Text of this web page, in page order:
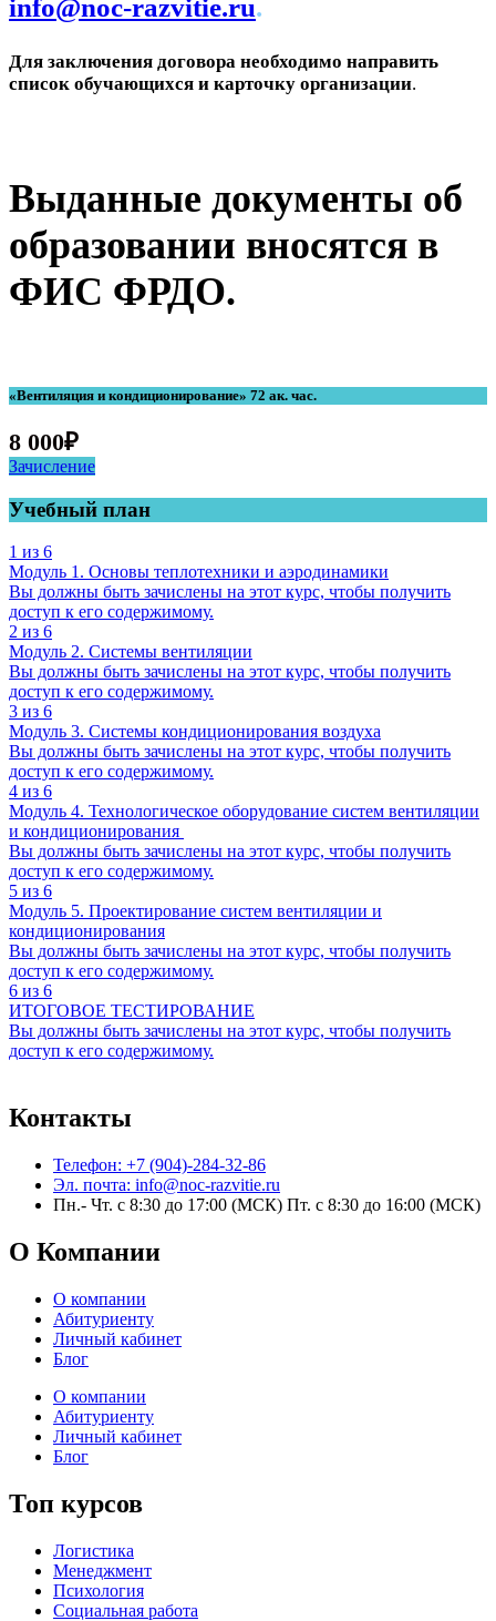
info@noc-razvitie.ru.
Для заключения договора необходимо направить
список обучающихся и карточку организации.
Выданные документы об
образовании вносятся в
ФИС ФРДО.
«Вентиляция и кондиционирование» 72 ак. час.
8 000₽
Зачисление
Учебный план
1 из 6
Модуль 1. Основы теплотехники и аэродинамики
Вы должны быть зачислены на этот курс, чтобы получить
доступ к его содержимому.
2 из 6
Модуль 2. Системы вентиляции
Вы должны быть зачислены на этот курс, чтобы получить
доступ к его содержимому.
3 из 6
Модуль 3. Системы кондиционирования воздуха
Вы должны быть зачислены на этот курс, чтобы получить
доступ к его содержимому.
4 из 6
Модуль 4. Технологическое оборудование систем вентиляции
и кондиционирования
Вы должны быть зачислены на этот курс, чтобы получить
доступ к его содержимому.
5 из 6
Модуль 5. Проектирование систем вентиляции и
кондиционирования
Вы должны быть зачислены на этот курс, чтобы получить
доступ к его содержимому.
6 из 6
ИТОГОВОЕ ТЕСТИРОВАНИЕ
Вы должны быть зачислены на этот курс, чтобы получить
доступ к его содержимому.
Контакты
Телефон: +7 (904)-284-32-86
Эл. почта: info@noc-razvitie.ru
Пн.- Чт. с 8:30 до 17:00 (МСК) Пт. с 8:30 до 16:00 (МСК)
О Компании
О компании
Абитуриенту
Личный кабинет
Блог
О компании
Абитуриенту
Личный кабинет
Блог
Топ курсов
Логистика
Менеджмент
Психология
Социальная работа